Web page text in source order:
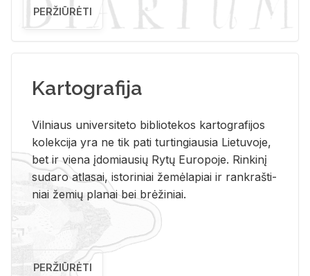
PERŽIŪRĖTI
Kartografija
Vil­niaus uni­ver­si­te­to bi­b­lio­te­kos kar­to­gra­fi­jos
ko­lek­ci­ja yra ne tik pati tur­tin­giau­sia Lie­tu­vo­je,
bet ir vie­na įdo­miau­sių Rytų Eu­ro­po­je. Rin­ki­nį
su­da­ro at­la­sai, is­to­ri­niai že­mė­la­piai ir rank­raš­ti­
niai že­mių pla­nai bei brė­ži­niai.
PERŽIŪRĖTI